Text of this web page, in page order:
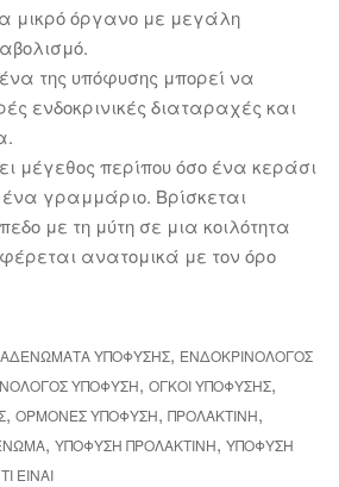
μικρό όργανο με μεγάλη
της υπόφυσης μπορεί να
ενδοκρινικές διαταραχές και
μέγεθος περίπου όσο ένα κεράσι
ένα γραμμάριο. Βρίσκεται
με τη μύτη σε μια κοιλότητα
ανατομικά με τον όρο
ΑΔΕΝΏΜΑΤΑ ΥΠΌΦΥΣΗΣ, ΕΝΔΟΚΡΙΝΟΛΌΓΟΣ
ΥΠΌΦΥΣΗ, ΌΓΚΟΙ ΥΠΌΦΥΣΗΣ,
, ΟΡΜΌΝΕΣ ΥΠΌΦΥΣΗ, ΠΡΟΛΑΚΤΊΝΗ,
, ΥΠΌΦΥΣΗ ΠΡΟΛΑΚΤΊΝΗ, ΥΠΌΦΥΣΗ
ΕΊΝΑΙ